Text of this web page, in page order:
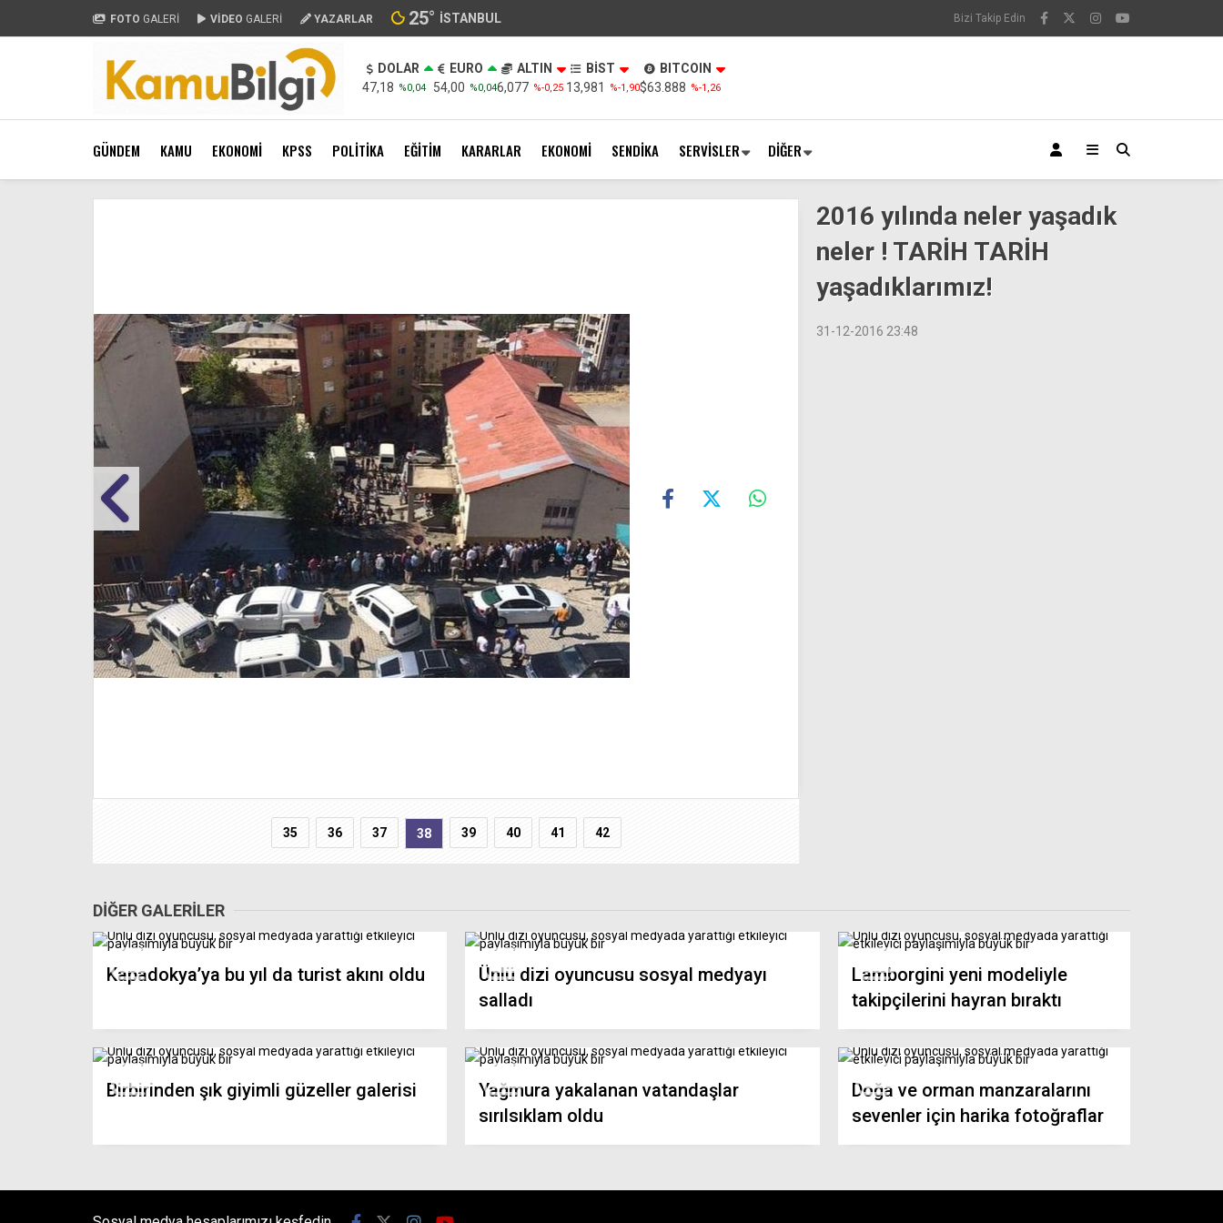
FOTO GALERİ VİDEO GALERİ YAZARLAR 25° İSTANBUL Bizi Takip Edin
DOLAR
47,18 %0,04
EURO
54,00 %0,04
ALTIN
6,077 %-0,25
BİST
13,981
%-1,90
BITCOIN
$63.888 %-1,26
GÜNDEM KAMU EKONOMİ KPSS POLİTİKA EĞİTİM KARARLAR EKONOMİ SENDİKA SERVİSLER DİĞER
35 36 37 38 39 40 41 42
2016 yılında neler yaşadık
neler ! TARİH TARİH
yaşadıklarımız!
31-12-2016 23:48
DİĞER GALERİLER
Kapadokya’ya bu yıl da turist akını oldu
Ünlü dizi oyuncusu sosyal medyayı
salladı
Lamborgini yeni modeliyle
takipçilerini hayran bıraktı
Birbirinden şık giyimli güzeller galerisi
Yağmura yakalanan vatandaşlar
sırılsıklam oldu
Doğa ve orman manzaralarını
sevenler için harika fotoğraflar